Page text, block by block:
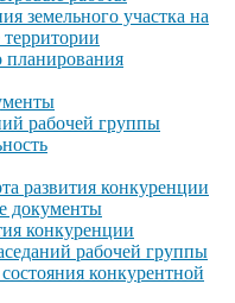
земельного участка на
планирования
рабочей группы
развития конкуренции
документы
конкуренции
рабочей группы
конкурентной